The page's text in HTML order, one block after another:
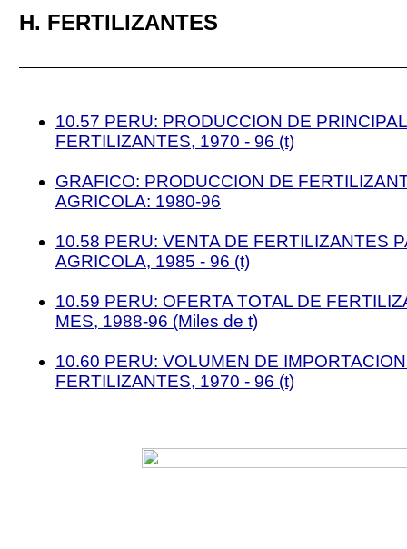
H. FERTILIZANTES
10.57 PERU: PRODUCCION DE
FERTILIZANTES, 1970 - 96 (t)
GRAFICO: PRODUCCION DE
AGRICOLA: 1980-96
10.58 PERU: VENTA DE FERTILIZANTES
AGRICOLA, 1985 - 96 (t)
10.59 PERU: OFERTA TOTAL DE
MES, 1988-96 (Miles de t)
10.60 PERU: VOLUMEN DE
FERTILIZANTES, 1970 - 96 (t)